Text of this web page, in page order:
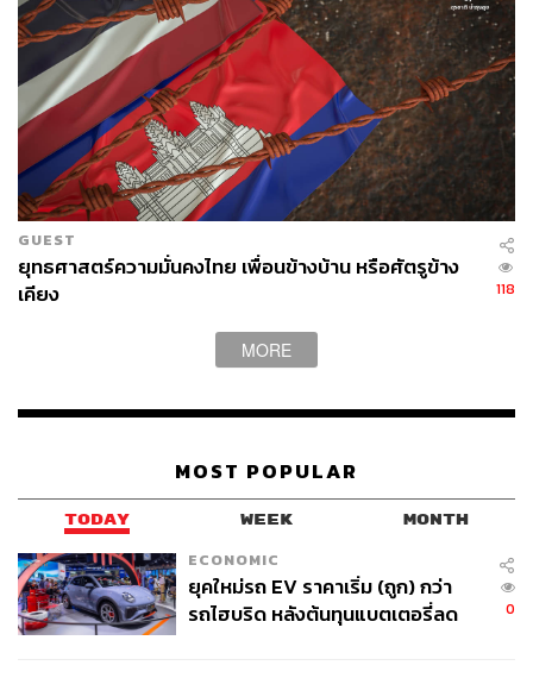
GUEST
ยุทธศาสตร์ความมั่นคงไทย เพื่อนข้างบ้าน หรือศัตรูข้าง
เคียง
118
MORE
MOST POPULAR
TODAY WEEK MONTH
ECONOMIC
ยุคใหม่รถ EV ราคาเริ่ม (ถูก) กว่า
รถไฮบริด หลังต้นทุนแบตเตอรี่ลด
0